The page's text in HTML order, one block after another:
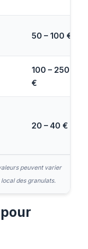
50 – 100 €
100 – 250
€
20 – 40 €
peuvent varier
des granulats.